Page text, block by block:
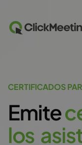
CERTIFICADOS
Emitec
los asis